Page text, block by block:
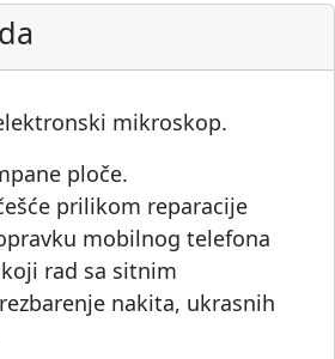
mikroskop.
ploče.
prilikom reparacije
mobilnog telefona
rad sa sitnim
nakita, ukrasnih